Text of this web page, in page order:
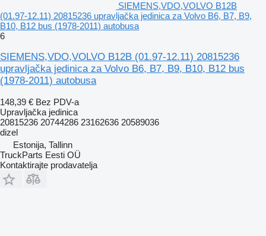
SIEMENS,VDO,VOLVO B12B
(01.97-12.11) 20815236 upravljačka jedinica za Volvo B6, B7, B9,
B10, B12 bus (1978-2011) autobusa
6
SIEMENS,VDO,VOLVO B12B (01.97-12.11) 20815236
upravljačka jedinica za Volvo B6, B7, B9, B10, B12 bus
(1978-2011) autobusa
148,39 € Bez PDV-a
Upravljačka jedinica
20815236 20744286 23162636 20589036
dizel
Estonija, Tallinn
TruckParts Eesti OÜ
Kontaktirajte prodavatelja